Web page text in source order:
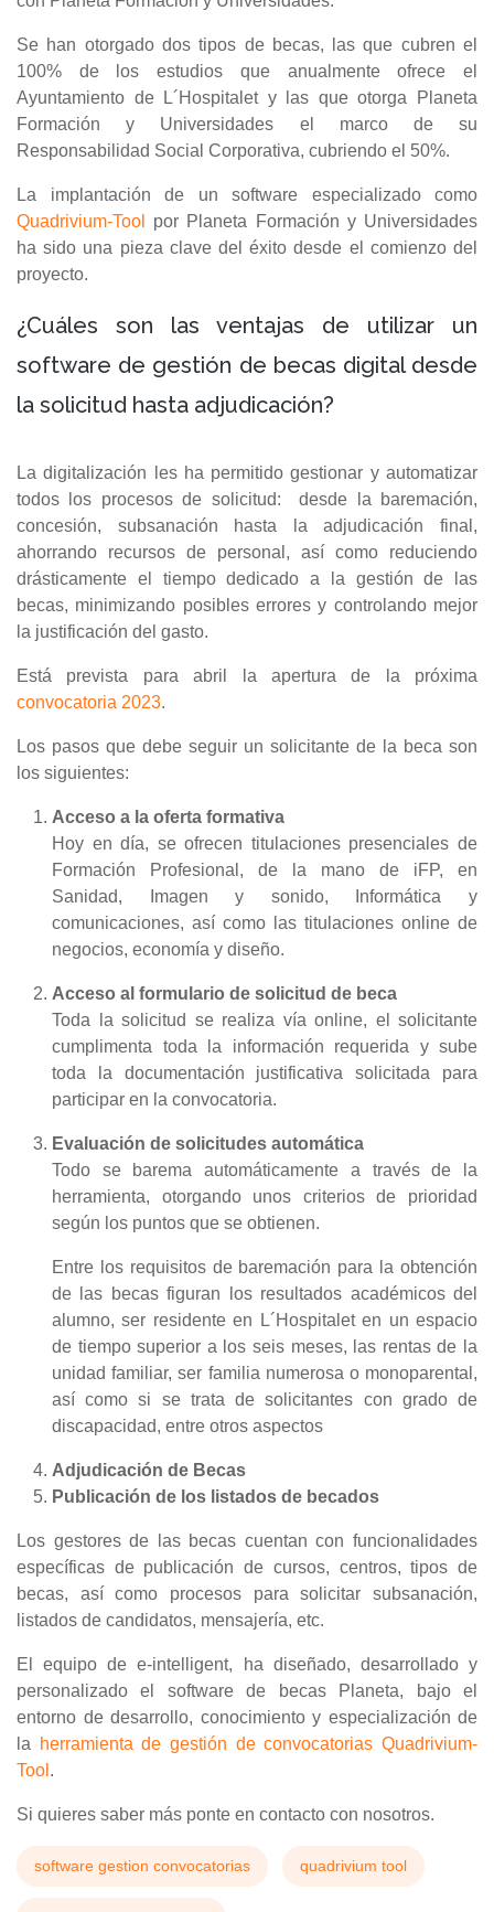
Se han otorgado dos tipos de becas, las que cubren el
100% de los estudios que anualmente ofrece el
Ayuntamiento de L´Hospitalet y las que otorga Planeta
Formación y Universidades el marco de su
Responsabilidad Social Corporativa, cubriendo el 50%.
La implantación de un software especializado como
Quadrivium-Tool
por Planeta Formación y Universidades
ha sido una pieza clave del éxito desde el comienzo del
proyecto.
¿Cuáles son las ventajas de utilizar un
software de gestión de becas digital desde
la solicitud hasta adjudicación?
La digitalización les ha permitido gestionar y automatizar
todos los procesos de solicitud: desde la baremación,
concesión, subsanación hasta la adjudicación final,
ahorrando recursos de personal, así como reduciendo
drásticamente el tiempo dedicado a la gestión de las
becas, minimizando posibles errores y controlando mejor
la justificación del gasto.
Está prevista para abril la apertura de la próxima
convocatoria 2023.
Los pasos que debe seguir un solicitante de la beca son
los siguientes:
Acceso a la oferta formativa
Hoy en día, se ofrecen titulaciones presenciales de
Formación Profesional, de la mano de iFP, en
Sanidad, Imagen y sonido, Informática y
comunicaciones, así como las titulaciones online de
negocios, economía y diseño.
Acceso al formulario de solicitud de beca
Toda la solicitud se realiza vía online, el solicitante
cumplimenta toda la información requerida y sube
toda la documentación justificativa solicitada para
participar en la convocatoria.
Evaluación de solicitudes automática
Todo se barema automáticamente a través de la
herramienta, otorgando unos criterios de prioridad
según los puntos que se obtienen.
Entre los requisitos de baremación para la obtención
de las becas figuran los resultados académicos del
alumno, ser residente en L´Hospitalet en un espacio
de tiempo superior a los seis meses, las rentas de la
unidad familiar, ser familia numerosa o monoparental,
así como si se trata de solicitantes con grado de
discapacidad, entre otros aspectos
Adjudicación de Becas
Publicación de los listados de becados
Los gestores de las becas cuentan con funcionalidades
específicas de publicación de cursos, centros, tipos de
becas, así como procesos para solicitar subsanación,
listados de candidatos, mensajería, etc.
El equipo de e-intelligent, ha diseñado, desarrollado y
personalizado el software de becas Planeta, bajo el
entorno de desarrollo, conocimiento y especialización de
la
herramienta de gestión de convocatorias Quadrivium-
Tool .
Si quieres saber más ponte en contacto con nosotros.
software gestion convocatorias quadrivium tool